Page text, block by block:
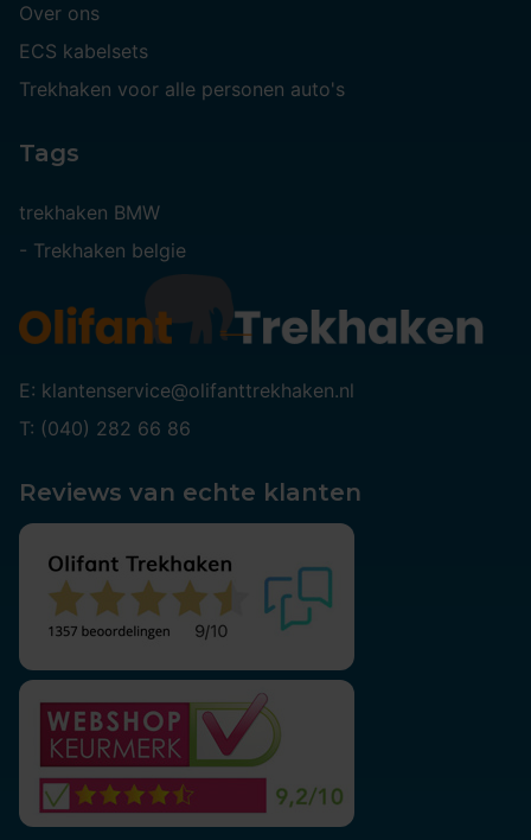
Over ons
ECS kabelsets
Trekhaken voor alle personen auto's
Tags
trekhaken BMW
- Trekhaken belgie
E: klantenservice@olifanttrekhaken.nl
T: (040) 282 66 86
Reviews van echte klanten